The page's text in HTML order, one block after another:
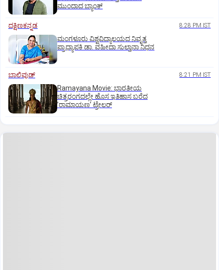
ಮುಂದಾದ ಬ್ಯಾಂಕ್
ದಕ್ಷಿಣಕನ್ನಡ 8:28 PM IST
ಮಂಗಳೂರು ವಿಶ್ವವಿದ್ಯಾಲಯದ ನಿವೃತ್ತ
ಪ್ರಾಧ್ಯಾಪಕಿ ಡಾ. ವಹೀದಾ ಸುಲ್ತಾನಾ ನಿಧನ
ಬಾಲಿವುಡ್‌ 8:21 PM IST
Ramayana Movie: ಭಾರತೀಯ
ಚಿತ್ರರಂಗದಲ್ಲೇ ಹೊಸ ಇತಿಹಾಸ ಬರೆದ
ʼರಾಮಾಯಣʼ ಟ್ರೇಲರ್